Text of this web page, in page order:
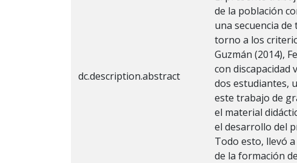
dc.description.abstract
de la población
una secuencia
torno a los
Guzmán (2014),
con discapacidad
dos estudiantes,
este trabajo de
el material
el desarrollo del
Todo esto, llevó
de la formación